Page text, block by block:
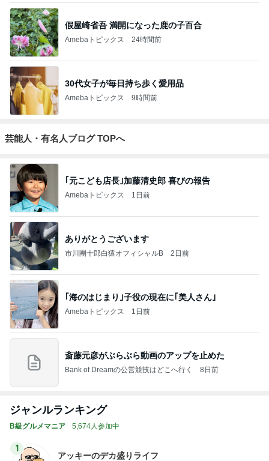
假屋崎省吾 満開になった鹿の子百合
Amebaトピックス 24時間前
30代女子が毎日持ち歩く愛用品
Amebaトピックス 9時間前
芸能人・有名人ブログ TOPへ
｢元こども店長｣加藤清史郎 喜びの報告
Amebaトピックス 1日前
ありがとうございます
市川團十郎白猿オフィシャルB 2日前
｢海のはじまり｣子役の現在に｢美人さん｣
Amebaトピックス 1日前
斎藤元彦がぶらぶら動画のアップを止めた
Bank of Dreamの公営競技はどこへ行く 8日前
ジャンルランキング
B級グルメマニア 5,674人参加中
1
アッキーのデカ盛りライフ